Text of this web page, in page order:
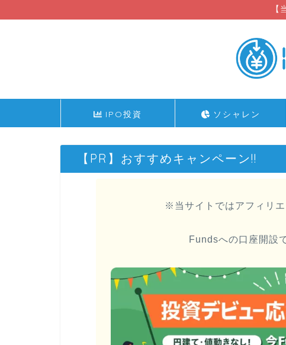
【
IPO投資 ソシャレン
【PR】おすすめキャンペーン!!
※当サイトではアフィリ
Fundsへの口座開設